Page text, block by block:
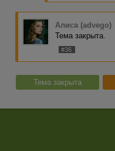
Алиса (advego)
Тема закрыта.
#36
Тема закрыта